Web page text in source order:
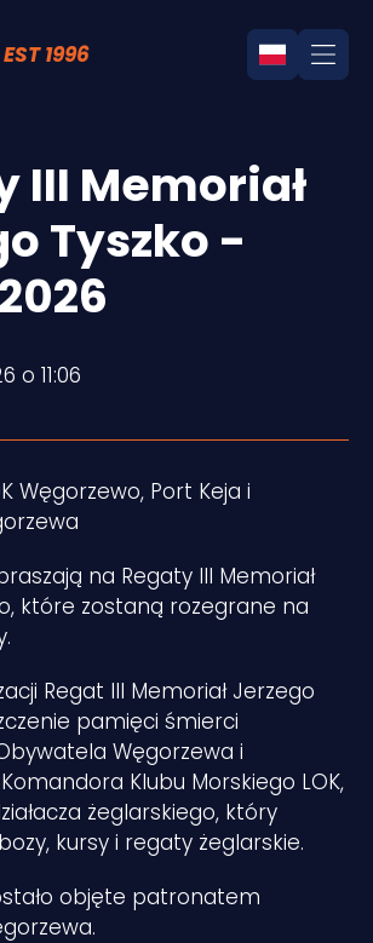
EST 1996
III Memoriał
Tyszko -
o 11:06
Węgorzewo, Port Keja i
na Regaty III Memoriał
które zostaną rozegrane na
Regat III Memoriał Jerzego
pamięci śmierci
Węgorzewa i
Klubu Morskiego LOK,
żeglarskiego, który
kursy i regaty żeglarskie.
objęte patronatem